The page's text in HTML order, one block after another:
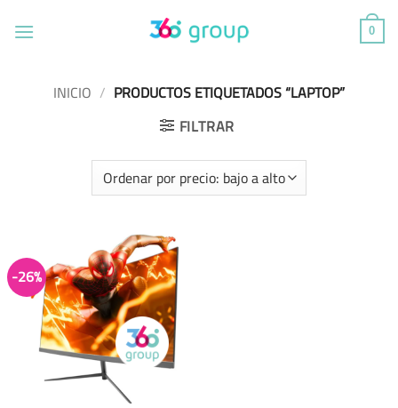
0
INICIO / PRODUCTOS ETIQUETADOS “LAPTOP”
FILTRAR
-26%